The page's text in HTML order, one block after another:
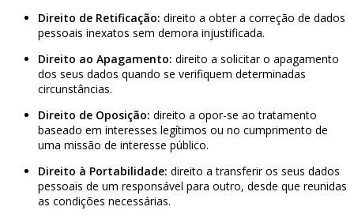
Direito de Retificação: direito a obter a correção de dados
pessoais inexatos sem demora injustificada.
Direito ao Apagamento: direito a solicitar o apagamento
dos seus dados quando se verifiquem determinadas
circunstâncias.
Direito de Oposição: direito a opor-se ao tratamento
baseado em interesses legítimos ou no cumprimento de
uma missão de interesse público.
Direito à Portabilidade: direito a transferir os seus dados
pessoais de um responsável para outro, desde que reunidas
as condições necessárias.